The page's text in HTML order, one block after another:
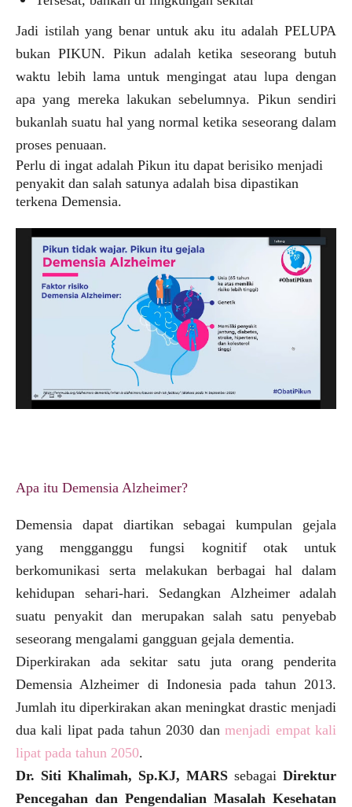
Jadi istilah yang benar untuk aku itu adalah PELUPA
bukan PIKUN. Pikun adalah ketika seseorang butuh
waktu lebih lama untuk mengingat atau lupa dengan
apa yang mereka lakukan sebelumnya. Pikun sendiri
bukanlah suatu hal yang normal ketika seseorang dalam
proses penuaan.
Perlu di ingat adalah Pikun itu dapat berisiko menjadi
penyakit dan salah satunya adalah bisa dipastikan
terkena Demensia.
Apa itu Demensia Alzheimer?
Demensia dapat diartikan sebagai kumpulan gejala
yang mengganggu fungsi kognitif otak untuk
berkomunikasi serta melakukan berbagai hal dalam
kehidupan sehari-hari. Sedangkan Alzheimer adalah
suatu penyakit dan merupakan salah satu penyebab
seseorang mengalami gangguan gejala dementia.
Diperkirakan ada sekitar satu juta orang penderita
Demensia Alzheimer di Indonesia pada tahun 2013.
Jumlah itu diperkirakan akan meningkat drastic menjadi
dua kali lipat pada tahun 2030 danmenjadi empat kali
lipat pada tahun 2050.
Dr. Siti Khalimah, Sp.KJ, MARS sebagai Direktur
Pencegahan dan Pengendalian Masalah Kesehatan